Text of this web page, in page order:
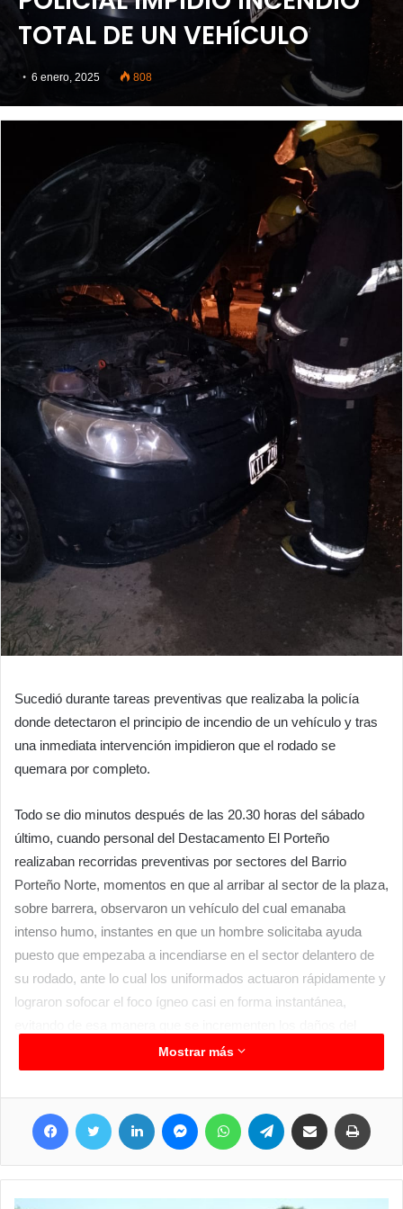
TOTAL DE UN VEHÍCULO
6 enero, 2025 808
Sucedió durante tareas preventivas que realizaba la policía
donde detectaron el principio de incendio de un vehículo y tras
una inmediata intervención impidieron que el rodado se
quemara por completo.
Todo se dio minutos después de las 20.30 horas del sábado
último, cuando personal del Destacamento El Porteño
realizaban recorridas preventivas por sectores del Barrio
Porteño Norte, momentos en que al arribar al sector de la plaza,
sobre barrera, observaron un vehículo del cual emanaba
intenso humo, instantes en que un hombre solicitaba ayuda
puesto que empezaba a incendiarse en el sector delantero de
su rodado, ante lo cual los uniformados actuaron rápidamente y
lograron sofocar el foco ígneo casi en forma instantánea,
Tras diálogo mantenido con el propietario del automóvil VW,
modelo Voyage, un hombre de 37 años, comentó que
circunstancias en que se dirigía hasta la casa de un familiar de
visita, observó una densa humareda que salía del sector del
Mostrar más